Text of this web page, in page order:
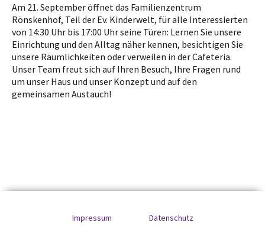
Am 21. September öffnet das Familienzentrum
Rönskenhof, Teil der Ev. Kinderwelt, für alle Interessierten
von 14:30 Uhr bis 17:00 Uhr seine Türen: Lernen Sie unsere
Einrichtung und den Alltag näher kennen, besichtigen Sie
unsere Räumlichkeiten oder verweilen in der Cafeteria.
Unser Team freut sich auf Ihren Besuch, Ihre Fragen rund
um unser Haus und unser Konzept und auf den
gemeinsamen Austauch!
Impressum Datenschutz